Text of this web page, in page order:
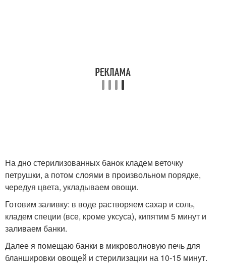
На дно стерилизованных банок кладем веточку
петрушки, а потом слоями в произвольном порядке,
чередуя цвета, укладываем овощи.
Готовим заливку: в воде растворяем сахар и соль,
кладем специи (все, кроме уксуса), кипятим 5 минут и
заливаем банки.
Далее я помещаю банки в микроволновую печь для
бланшировки овощей и стерилизации на 10-15 минут.